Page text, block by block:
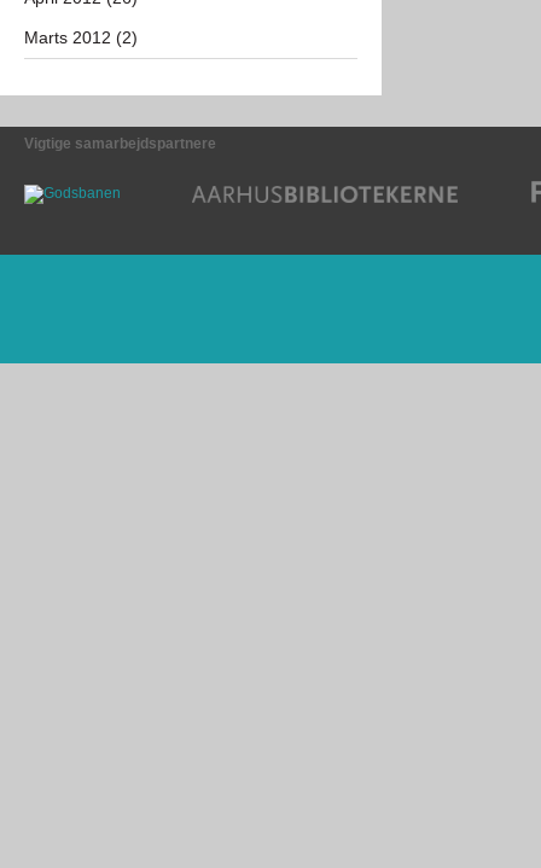
Marts 2012 (2)
Vigtige samarbejdspartnere